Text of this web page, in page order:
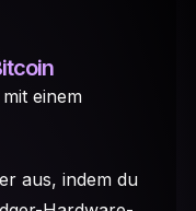
einem
aus, indem du